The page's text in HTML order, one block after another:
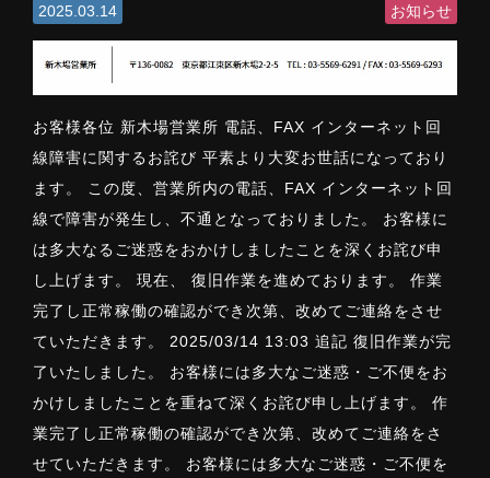
2025.03.14 お知らせ
お客様各位 新木場営業所 電話、FAX インターネット回
線障害に関するお詫び 平素より大変お世話になっており
ます。 この度、営業所内の電話、FAX インターネット回
線で障害が発生し、不通となっておりました。 お客様に
は多大なるご迷惑をおかけしましたことを深くお詫び申
し上げます。 現在、 復旧作業を進めております。 作業
完了し正常稼働の確認ができ次第、改めてご連絡をさせ
ていただきます。 2025/03/14 13:03 追記 復旧作業が完
了いたしました。 お客様には多大なご迷惑・ご不便をお
かけしましたことを重ねて深くお詫び申し上げます。 作
業完了し正常稼働の確認ができ次第、改めてご連絡をさ
せていただきます。 お客様には多大なご迷惑・ご不便を